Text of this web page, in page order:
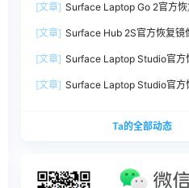
254.zip网盘下载
[文章] Surface Laptop Go 2官方
98505.zip网盘下载
[文章] Surface Hub 2S官方恢复镜
7.zip网盘下载
[文章] Surface Laptop Studio官方
[文章] Surface Laptop Studio官方
740375.zip网盘下载
Ta的全部动态